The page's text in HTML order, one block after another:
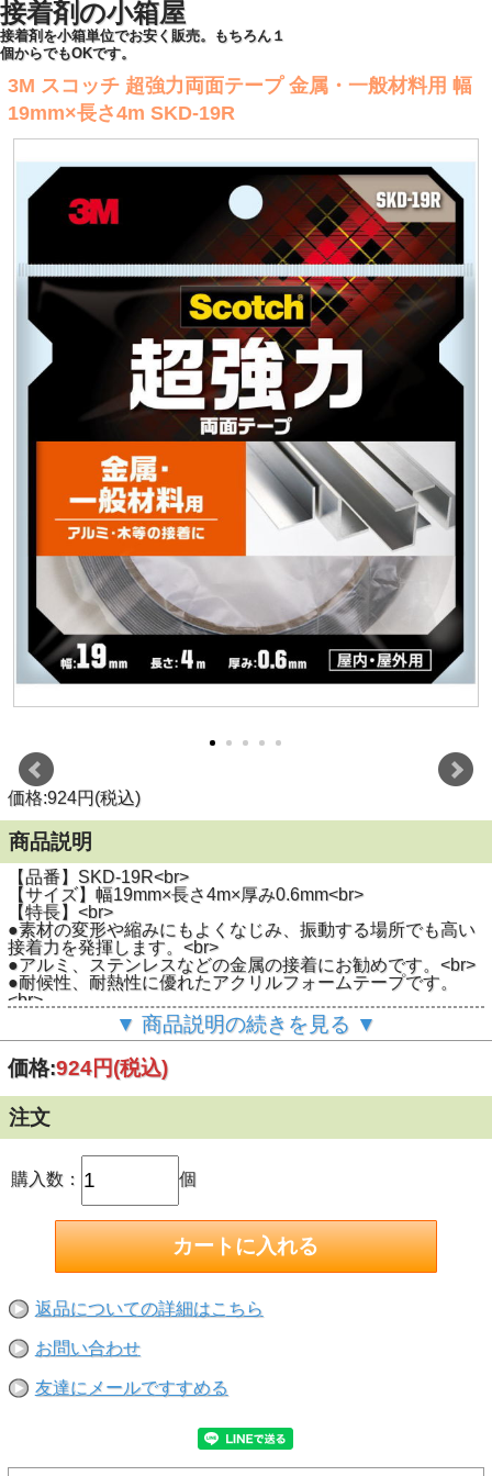
接着剤の小箱屋
接着剤を小箱単位でお安く販売。もちろん１
個からでもOKです。
3M スコッチ 超強力両面テープ 金属・一般材料用 幅
19mm×長さ4m SKD-19R
価格:924円(税込)
商品説明
【品番】SKD-19R<br>
【サイズ】幅19mm×長さ4m×厚み0.6mm<br>
【特長】<br>
●素材の変形や縮みにもよくなじみ、振動する場所でも高い
接着力を発揮します。<br>
●アルミ、ステンレスなどの金属の接着にお勧めです。<br>
●耐候性、耐熱性に優れたアクリルフォームテープです。
<br>
●JIS規格＜Z1541＞１種レベル（構造用接合部）を有してい
●テープ色：グレー<br>
●屋内/屋外用<br>
金属（鉄・アルミ・ステンレス）、プラスチック（軟質塩
ビ、PP、PEを除く）、ガラス、内装タイル、木<br>
【接着出来ない素材と場所】<br>
軟質塩化ビニール、ポリエチレン、ポリプロピレン、シリコ
ーン・フッ素樹脂加工面、軟質ゴム、塗装がはがれやすい
面、凸凹面（壁紙、ベニヤ板、コンクリート・ブロックな
ど）、ザラザラした面（砂壁、すりガラスなど）、浴室など
湿気の多い場所、常に浸水している場所<br>
【荷重目安】<br>
ステンレスどうし：14.4N（1,470g）アルミどうし：
ありません。<br>
【接着後の使用温度】<br>
▼ 商品説明の続きを見る ▼
価格:924円(税込)
注文
購入数： 個
返品についての詳細はこちら
お問い合わせ
友達にメールですすめる